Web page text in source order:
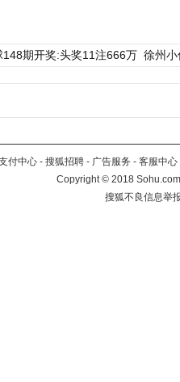
148期开奖:头奖11注666万 徐州
付中心 - 搜狐招聘 - 广告服务 - 客服中心
Copyright©2018
搜狐不良信息举